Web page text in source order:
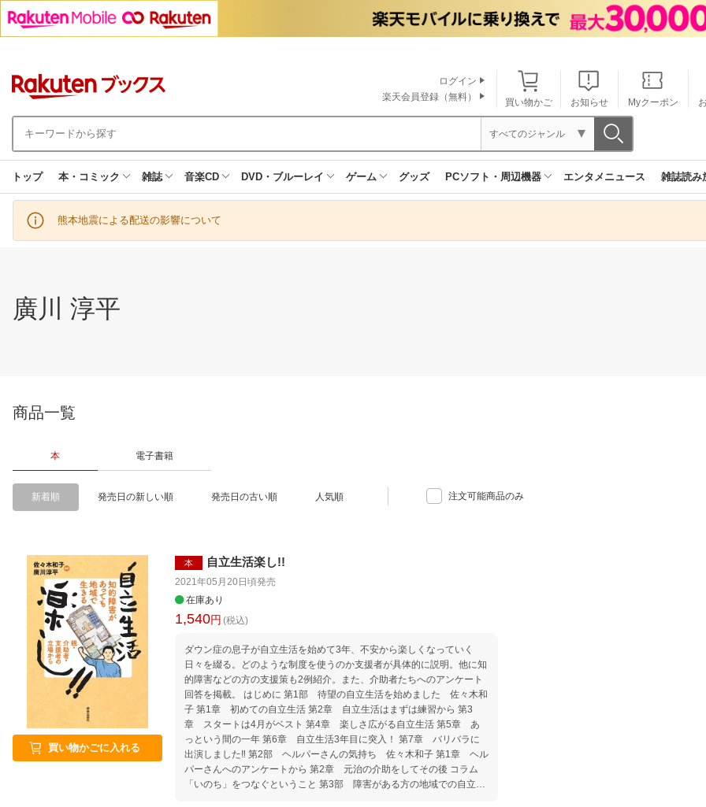
買い物かご お知らせ Myクーポン
ログイン
楽天会員登録（無料）
すべてのジャンル
トップ 本・コミック 雑誌 音楽CD DVD・ブルーレイ ゲーム グッズ PCソフト・周辺機器 エンタメニュース 雑誌読み
熊本地震による配送の影響について
廣川 淳平
商品一覧
本 電子書籍
新着順 発売日の新しい順 発売日の古い順 人気順 注文可能商品のみ
買い物かごに入れる
本 自立生活楽し!!
2021年05月20日頃発売
在庫あり
1,540円 (税込)
ダウン症の息子が自立生活を始めて3年、不安から楽しくなっていく
日々を綴る。どのような制度を使うのか支援者が具体的に説明。他に知
的障害などの方の支援策も2例紹介。また、介助者たちへのアンケート
回答を掲載。 はじめに 第1部 待望の自立生活を始めました 佐々木和
子 第1章 初めての自立生活 第2章 自立生活はまずは練習から 第3
章 スタートは4月がベスト 第4章 楽しさ広がる自立生活 第5章 あ
っという間の一年 第6章 自立生活3年目に突入！ 第7章 バリバラに
出演しました‼ 第2部 ヘルパーさんの気持ち 佐々木和子 第1章 ヘル
パーさんへのアンケートから 第2章 元治の介助をしてその後 コラム
「いのち」をつなぐということ 第3部 障害がある方の地域での自立生